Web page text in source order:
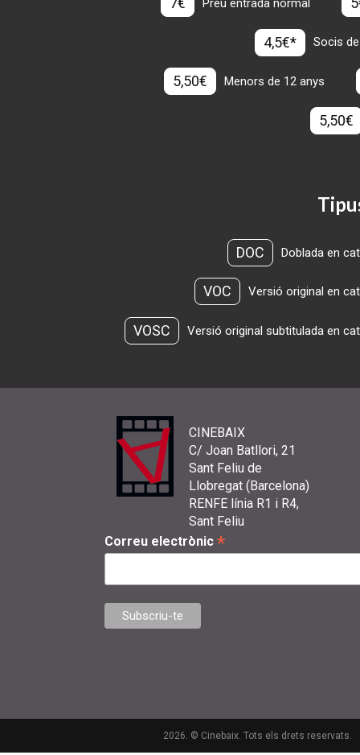
Preu entrada normal
4,5€* Socis
5,50€ Menors de 12 anys
5,50€
DOC Doblada en
VOC Versió original en
VOSC Versió original subtitulada en
CINEBAIX
C/ Joan Batllori, 21
Sant Feliu de
Llobregat (Barcelona)
RENFE línia R1 i R4,
Sant Feliu
Correu electrònic *
2026. © Cinebaix. Tots els drets reservats.